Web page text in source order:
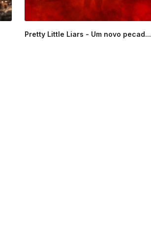
Pretty Little Liars - Um novo pecad...